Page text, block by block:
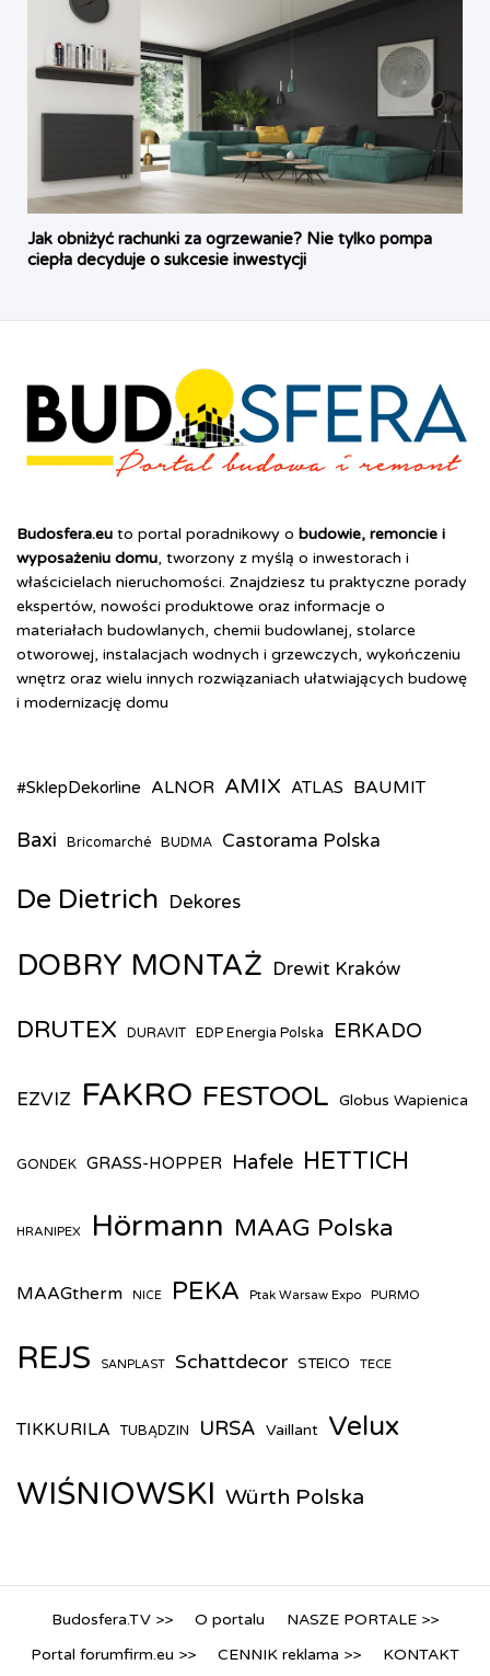
Jak obniżyć rachunki za ogrzewanie? Nie tylko pompa
ciepła decyduje o sukcesie inwestycji
Budosfera.eu to portal poradnikowy o budowie, remoncie i
wyposażeniu domu, tworzony z myślą o inwestorach i
właścicielach nieruchomości. Znajdziesz tu praktyczne porady
ekspertów, nowości produktowe oraz informacje o
materiałach budowlanych, chemii budowlanej, stolarce
otworowej, instalacjach wodnych i grzewczych, wykończeniu
wnętrz oraz wielu innych rozwiązaniach ułatwiających budowę
i modernizację domu
#SklepDekorline ALNOR AMIX ATLAS BAUMIT
Baxi Bricomarché BUDMA Castorama Polska
De Dietrich Dekores
DOBRY MONTAŻ Drewit Kraków
DRUTEX DURAVIT EDP Energia Polska ERKADO
EZVIZ FAKRO FESTOOL Globus Wapienica
GONDEK GRASS-HOPPER Hafele HETTICH
HRANIPEX Hörmann MAAG Polska
MAAGtherm NICE PEKA Ptak Warsaw Expo PURMO
REJS SANPLAST Schattdecor STEICO TECE
TIKKURILA TUBĄDZIN URSA Vaillant Velux
WIŚNIOWSKI Würth Polska
Budosfera.TV >> O portalu
NASZE PORTALE >>
Portal forumfirm.eu >>
CENNIK reklama >> KONTAKT